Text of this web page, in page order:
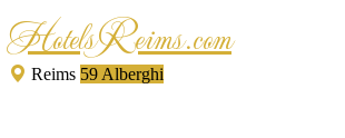
HotelsReims.com
Reims 59 Alberghi